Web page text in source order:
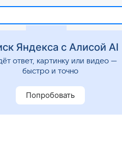
Гороскопы Стиль жизни
Яндекса с Алисой AI
ответ, картинку или видео —
быстро и точно
Попробовать